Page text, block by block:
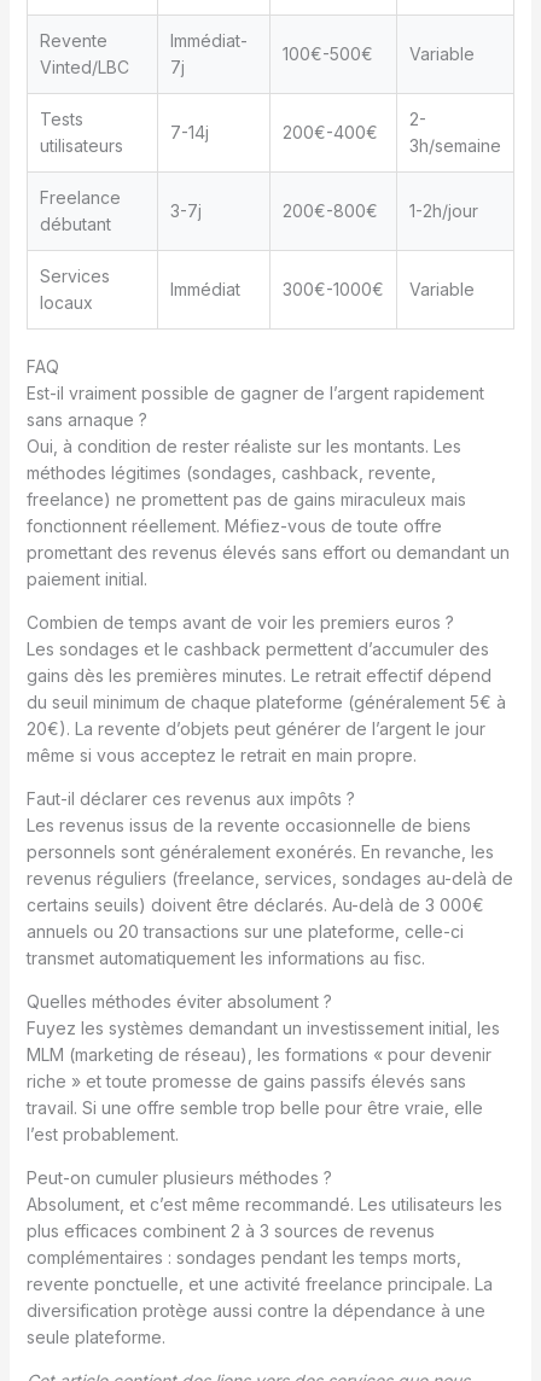
Revente
Vinted/LBC
Immédiat-
7j
100€-500€ Variable
Tests
utilisateurs
7-14j 200€-400€
2-
3h/semaine
Freelance
débutant
3-7j 200€-800€ 1-2h/jour
Services
locaux
Immédiat 300€-1000€ Variable
FAQ
Est-il vraiment possible de gagner de l’argent rapidement
sans arnaque ?
Oui, à condition de rester réaliste sur les montants. Les
méthodes légitimes (sondages, cashback, revente,
freelance) ne promettent pas de gains miraculeux mais
fonctionnent réellement. Méfiez-vous de toute offre
promettant des revenus élevés sans effort ou demandant un
paiement initial.
Combien de temps avant de voir les premiers euros ?
Les sondages et le cashback permettent d’accumuler des
gains dès les premières minutes. Le retrait effectif dépend
du seuil minimum de chaque plateforme (généralement 5€ à
20€). La revente d’objets peut générer de l’argent le jour
même si vous acceptez le retrait en main propre.
Faut-il déclarer ces revenus aux impôts ?
Les revenus issus de la revente occasionnelle de biens
personnels sont généralement exonérés. En revanche, les
revenus réguliers (freelance, services, sondages au-delà de
certains seuils) doivent être déclarés. Au-delà de 3 000€
annuels ou 20 transactions sur une plateforme, celle-ci
transmet automatiquement les informations au fisc.
Quelles méthodes éviter absolument ?
Fuyez les systèmes demandant un investissement initial, les
MLM (marketing de réseau), les formations « pour devenir
riche » et toute promesse de gains passifs élevés sans
travail. Si une offre semble trop belle pour être vraie, elle
l’est probablement.
Peut-on cumuler plusieurs méthodes ?
Absolument, et c’est même recommandé. Les utilisateurs les
plus efficaces combinent 2 à 3 sources de revenus
complémentaires : sondages pendant les temps morts,
revente ponctuelle, et une activité freelance principale. La
diversification protège aussi contre la dépendance à une
seule plateforme.